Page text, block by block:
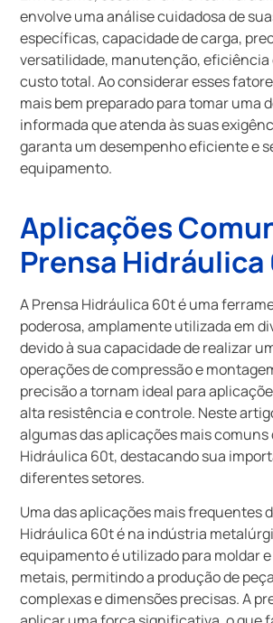
envolve uma análise cuidadosa de
específicas, capacidade de carga,
versatilidade, manutenção,
custo total. Ao considerar esses
mais bem preparado para tomar uma
informada que atenda às suas
garanta um desempenho eficiente e
equipamento.
Aplicações
Prensa
A Prensa Hidráulica 60t é uma
poderosa, amplamente utilizada em
devido à sua capacidade de realizar
operações de compressão e
precisão a tornam ideal para
alta resistência e controle. Neste
algumas das aplicações mais comuns
Hidráulica 60t, destacando sua
diferentes setores.
Uma das aplicações mais frequentes
Hidráulica 60t é na indústria
equipamento é utilizado para moldar
metais, permitindo a produção de
complexas e dimensões precisas. A